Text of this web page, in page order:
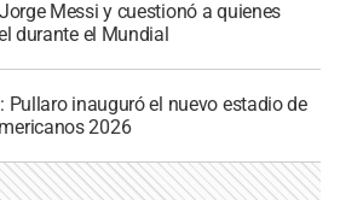
Messi y cuestionó a quienes
durante el Mundial
Pullaro inauguró el nuevo estadio de
2026